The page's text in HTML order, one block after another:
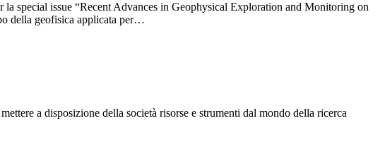
special issue “Recent Advances in Geophysical Exploration and Monitoring on
della geofisica applicata per…
a disposizione della società risorse e strumenti dal mondo della ricerca